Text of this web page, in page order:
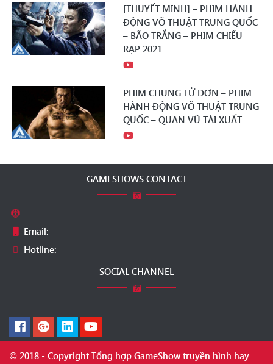
[THUYẾT MINH] – PHIM HÀNH
ĐỘNG VÕ THUẬT TRUNG QUỐC
– BÃO TRẮNG – PHIM CHIẾU
RẠP 2021
PHIM CHUNG TỬ ĐƠN – PHIM
HÀNH ĐỘNG VÕ THUẬT TRUNG
QUỐC – QUAN VŨ TÁI XUẤT
GAMESHOWS CONTACT
Email:
Hotline:
SOCIAL CHANNEL
© 2018 - Copyright Tổng hợp GameShow truyền hình hay